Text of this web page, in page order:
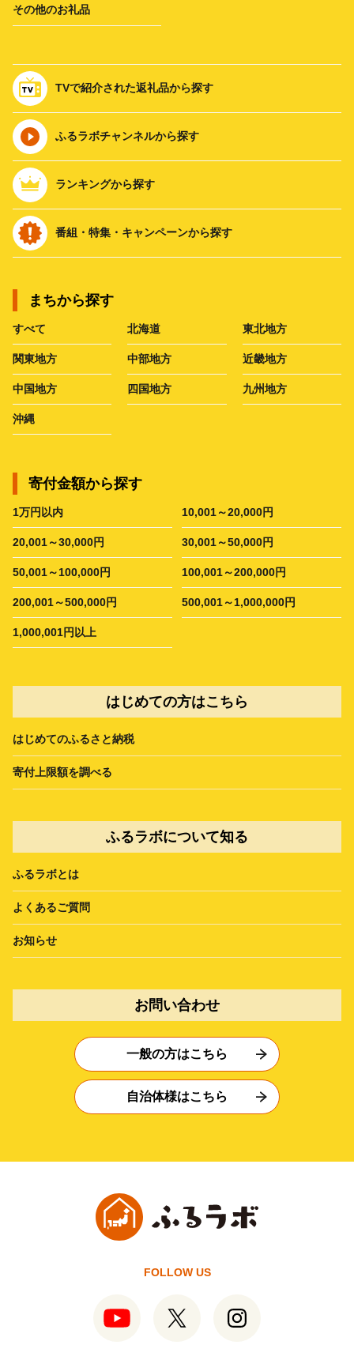
その他のお礼品
TVで紹介された返礼品から探す
ふるラボチャンネルから探す
ランキングから探す
番組・特集・キャンペーンから探す
まちから探す
すべて 北海道 東北地方
関東地方 中部地方 近畿地方
中国地方 四国地方 九州地方
沖縄
寄付金額から探す
1万円以内 10,001～20,000円
20,001～30,000円 30,001～50,000円
50,001～100,000円 100,001～200,000円
200,001～500,000円 500,001～1,000,000円
1,000,001円以上
はじめての方はこちら
はじめてのふるさと納税
寄付上限額を調べる
ふるラボについて知る
ふるラボとは
よくあるご質問
お知らせ
お問い合わせ
一般の方はこちら
自治体様はこちら
FOLLOW US